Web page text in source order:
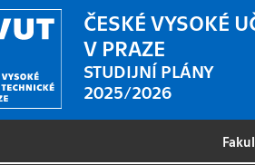
ČESKÉ VYSOKÉ
V PRAZE
STUDIJNÍ PLÁNY
2025/2026